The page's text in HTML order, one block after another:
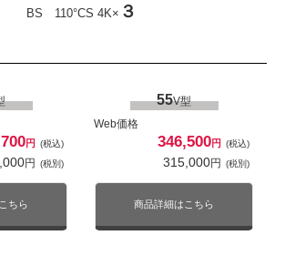
BS 110°CS 4K× ３
円 (税込)
円 (税別)
ちら
55V型
Web価格
346,500円 (税込)
315,000円 (税別)
商品詳細はこちら